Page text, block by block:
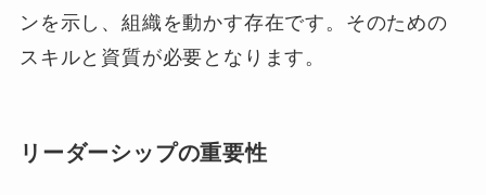
ンを示し、組織を動かす存在です。そのための
スキルと資質が必要となります。
リーダーシップの重要性